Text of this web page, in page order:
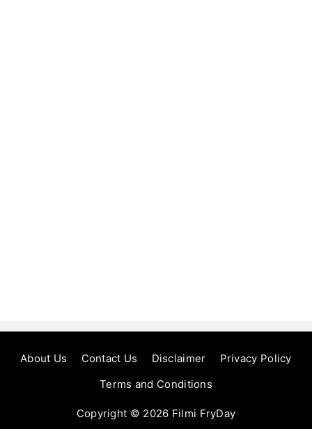
About Us Contact Us Disclaimer
Privacy Policy
Terms and Conditions
Copyright © 2026 Filmi FryDay